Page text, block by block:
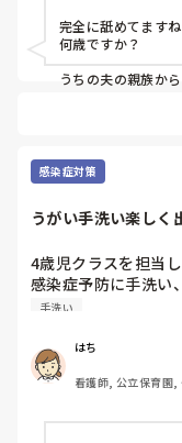
旦那には、仕事始め
（※Gemini参照）
「招待状受け取った
同封されていた付
当日、受付は開宴
させてしまうと思う
も、役割は分担した
に頼み直したほうが
などの内容で話して
じゃないと旦那の負
もどうなのかと…
私もいい年だから気
完全に舐めてますね
何歳ですか？
うちの夫の親族か
本人たちからの依
さすがに、嫁の私
ゼクシィにもネッ
親族ではなく上司
もう‥🥺！！
感染症対策
うがい手洗い楽しく
4歳児クラスを担当し
感染症予防に手洗い
楽しく手洗いうが
手洗い
はち
看護師, 公立保育園,